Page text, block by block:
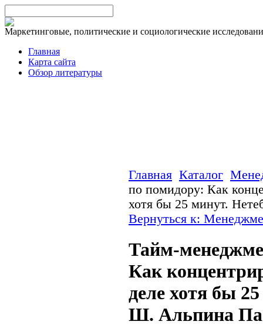
Маркетинговые, политические и социологические
Главная
Карта сайта
Обзор литературы
Главная Каталог
по помидору: Как
хотя бы 25 минут.
Вернуться к:
Тайм-
Как
деле хотя бы
Ш. Альпина